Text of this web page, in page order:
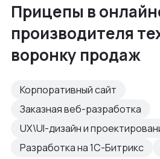
Прицепы в
производителя
воронку продаж
Корпоративный сайт
Заказная веб-разработка
UX\UI-дизайн и
Разработка на 1С-Битрикс